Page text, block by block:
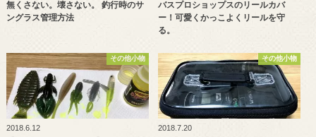
無くさない。壊さない。 釣行時のサ
ングラス管理方法
バスプロショップスのリールカバ
ー！可愛くかっこよくリールを守
る。
その他小物
2018.6.12
その他小物
2018.7.20